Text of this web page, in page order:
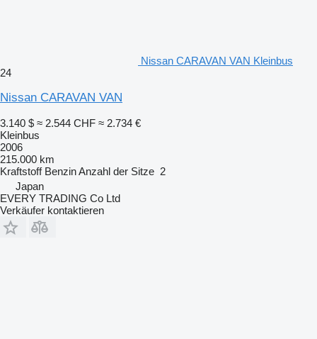
Nissan CARAVAN VAN Kleinbus
24
Nissan CARAVAN VAN
3.140 $ ≈ 2.544 CHF ≈ 2.734 €
Kleinbus
2006
215.000 km
Kraftstoff BenzinAnzahl der Sitze 2
Japan
EVERY TRADING Co Ltd
Verkäufer kontaktieren